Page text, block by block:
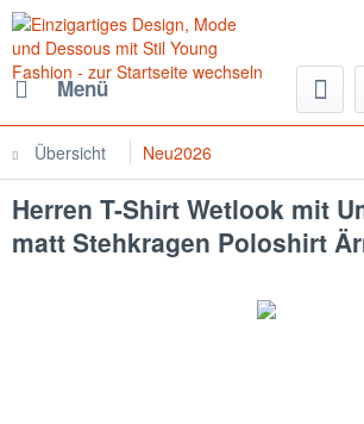
Menü
Übersicht Neu2026
Herren T-Shirt Wetlook mit
matt Stehkragen Poloshirt